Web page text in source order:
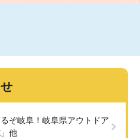
ぞ岐阜！岐阜県アウトドア
他